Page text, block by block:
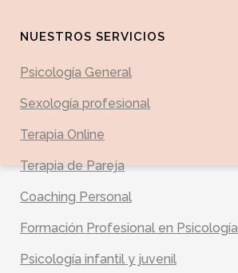
NUESTROS SERVICIOS
Psicología General
Sexología profesional
Terapia Online
Terapia de Pareja
Coaching Personal
Formación Profesional en Psicología
Psicología infantil y juvenil